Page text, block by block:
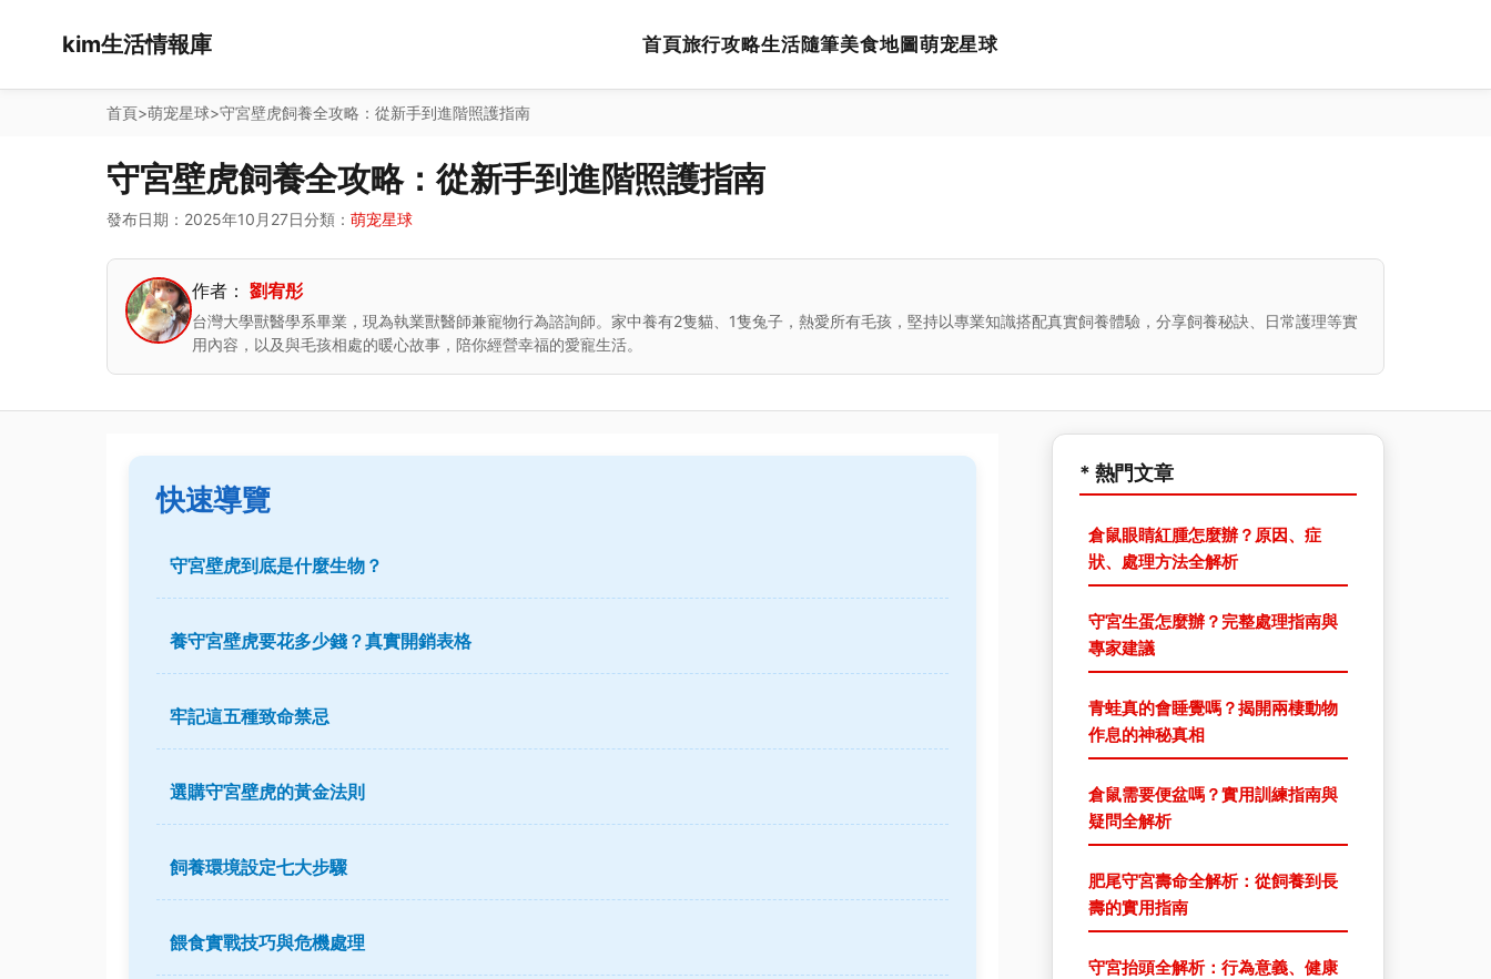
kim生活情報庫 首頁旅行攻略生活隨筆美食地圖萌宠星球
首頁>萌宠星球>守宮壁虎飼養全攻略：從新手到進階照護指南
守宮壁虎飼養全攻略：從新手到進階照護指南
發布日期：2025年10月27日分類： 萌宠星球
作者： 劉宥彤
台灣大學獸醫學系畢業，現為執業獸醫師兼寵物行為諮詢師。家中養有2隻貓、1隻兔子，熱愛所有毛孩，堅持以專業知識搭配真實飼養體驗，分享飼養秘訣、日常護理等實
用內容，以及與毛孩相處的暖心故事，陪你經營幸福的愛寵生活。
快速導覽
守宮壁虎到底是什麼生物？
養守宮壁虎要花多少錢？真實開銷表格
牢記這五種致命禁忌
選購守宮壁虎的黃金法則
飼養環境設定七大步驟
餵食實戰技巧與危機處理
* 熱門文章
倉鼠眼睛紅腫怎麼辦？原因、症
狀、處理方法全解析
守宮生蛋怎麼辦？完整處理指南與
專家建議
青蛙真的會睡覺嗎？揭開兩棲動物
作息的神秘真相
倉鼠需要便盆嗎？實用訓練指南與
疑問全解析
肥尾守宮壽命全解析：從飼養到長
壽的實用指南
守宮抬頭全解析：行為意義、健康